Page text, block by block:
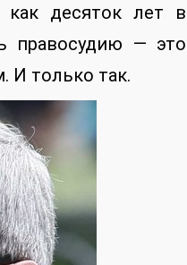
как десяток лет в
правосудию — это
И только так.